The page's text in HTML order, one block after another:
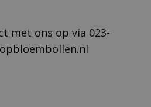
met ons op via 023-